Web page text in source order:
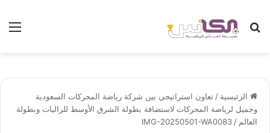
بحث عن
الرئيسية / تعاون استراتيجي بين شركة رياضة المحركات السعودية
وجميل لرياضة المحركات لاستضافة بطولة الشرق الأوسط للراليات وبطولة
العالم /
IMG-20250501-WA0083